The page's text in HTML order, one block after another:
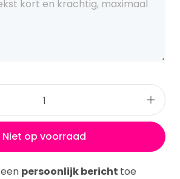
Niet op voorraad
een persoonlijk bericht toe